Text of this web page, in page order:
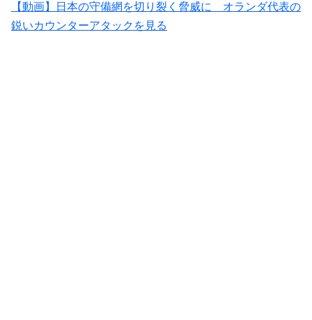
【動画】日本の守備網を切り裂く脅威に オランダ代表の
鋭いカウンターアタックを見る